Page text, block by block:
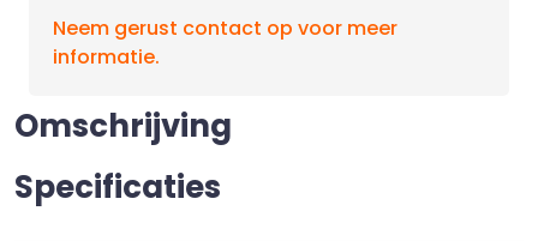
Neem gerust contact op voor meer
informatie.
Omschrijving
Specificaties